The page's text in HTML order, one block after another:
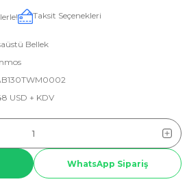
Taksit Seçenekleri
Bellek
USD + KDV
WhatsApp Sipariş